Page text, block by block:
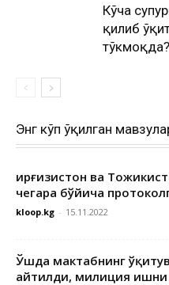
Кўча
қилиб
тўкмоқда?
Энг кўп ўқилган
Қирғизистон ва
чегара бўйича
kloop.kg - 15.11.2022
Ўшда мактабнинг
айтилди, милиция